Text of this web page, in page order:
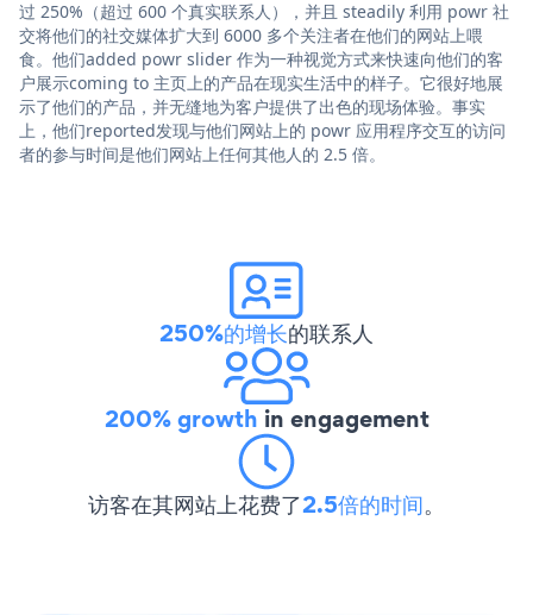
过 250%（超过 600 个真实联系人），并且 steadily 利用 powr 社
交将他们的社交媒体扩大到 6000 多个关注者在他们的网站上喂
食。他们added powr slider 作为一种视觉方式来快速向他们的客
户展示coming to 主页上的产品在现实生活中的样子。它很好地展
示了他们的产品，并无缝地为客户提供了出色的现场体验。事实
上，他们reported发现与他们网站上的 powr 应用程序交互的访问
者的参与时间是他们网站上任何其他人的 2.5 倍。
250%的增长的联系人
200% growth in engagement
访客在其网站上花费了2.5倍的时间。